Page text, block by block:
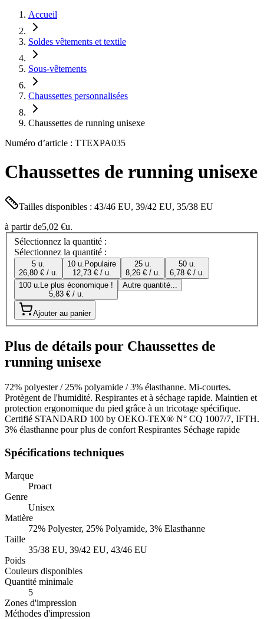
Accueil
Soldes vêtements et textile
Sous-vêtements
Chaussettes personnalisées
Chaussettes de running unisexe
Numéro d’article : TTEXPA035
Chaussettes de running unisexe
Tailles disponibles : 43/46 EU, 39/42 EU, 35/38 EU
à partir de5,02 €u.
Sélectionnez la quantité :
Sélectionnez la quantité :
5 u.
26,80 € / u.
10 u. Populaire
12,73 € / u.
25 u.
8,26 € / u.
50 u.
6,78 € / u.
100 u. Le plus économique !
5,83 € / u.
Autre quantité...
Ajouter au panier
Plus de détails pour Chaussettes de
running unisexe
72% polyester / 25% polyamide / 3% élasthanne. Mi-courtes.
Protègent de l'humidité. Respirantes et à séchage rapide. Maintien et
protection ergonomique du pied grâce à un tricotage spécifique.
Certifié STANDARD 100 by OEKO-TEX® N° CQ 1007/7, IFTH.
3% élasthanne pour plus de confort Respirantes Séchage rapide
Spécifications techniques
Marque
Proact
Genre
Unisex
Matière
72% Polyester, 25% Polyamide, 3% Elasthanne
Taille
35/38 EU, 39/42 EU, 43/46 EU
Poids
Couleurs disponibles
Quantité minimale
5
Zones d'impression
Méthodes d'impression